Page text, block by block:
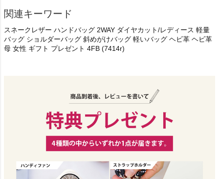
関連キーワード
スネークレザー ハンドバッグ 2WAY ダイヤカット/レディース 軽量
バッグ ショルダーバッグ 斜めがけバッグ 軽いバッグ ヘビ革 ヘビ革
母 女性 ギフト プレゼント 4FB (7414r)